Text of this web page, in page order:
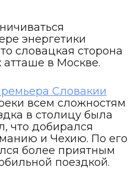
энергетики
словацкая сторона
атташе в Москве.
Словакии
всем сложностям
в столицу была
что добирался
и Чехию. По его
более приятным
поездкой.